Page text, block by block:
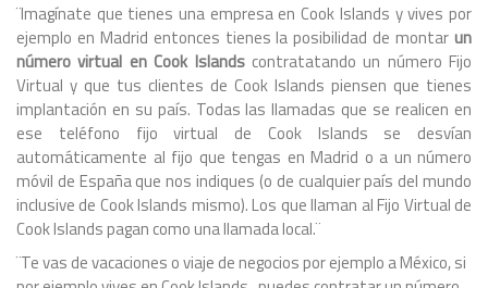
¨Imagínate que tienes una empresa en Cook Islands y vives por
ejemplo en Madrid entonces tienes la posibilidad de montar un
número virtual en Cook Islandscontratatando un número Fijo
Virtual y que tus clientes de Cook Islands piensen que tienes
implantación en su país. Todas las llamadas que se realicen en
ese teléfono fijo virtual de Cook Islands se desvían
automáticamente al fijo que tengas en Madrid o a un número
móvil de España que nos indiques (o de cualquier país del mundo
inclusive de Cook Islands mismo). Los que llaman al Fijo Virtual de
Cook Islands pagan como una llamada local.¨
¨Te vas de vacaciones o viaje de negocios por ejemplo a México, si